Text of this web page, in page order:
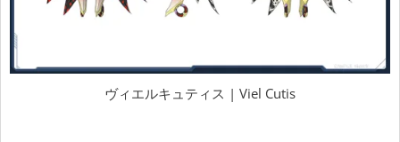
ヴィエルキュティス | Viel Cutis